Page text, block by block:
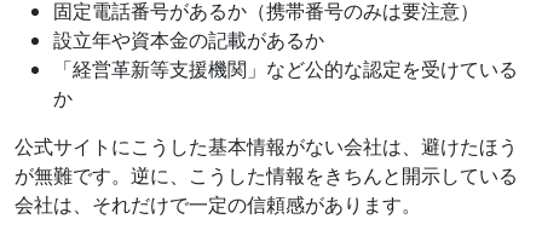
固定電話番号があるか（携帯番号のみは要注意）
設立年や資本金の記載があるか
「経営革新等支援機関」など公的な認定を受けている
か
公式サイトにこうした基本情報がない会社は、避けたほう
が無難です。逆に、こうした情報をきちんと開示している
会社は、それだけで一定の信頼感があります。